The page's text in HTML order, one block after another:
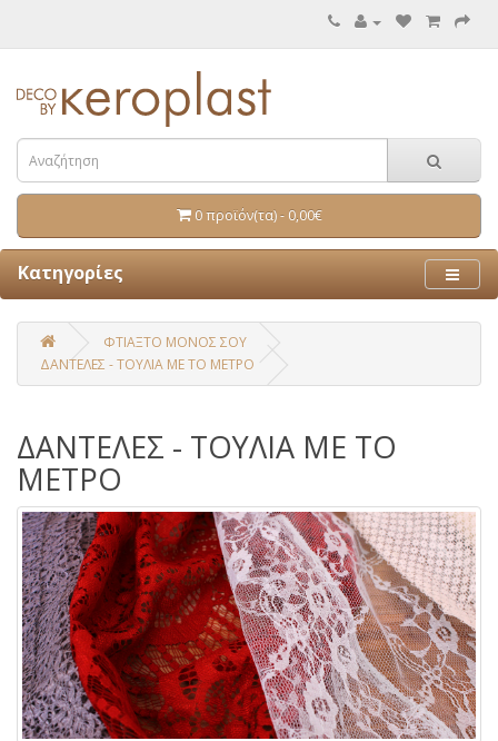
0 προϊόν(τα) - 0,00€
Κατηγορίες
ΦΤΙΑΞΤΟ ΜΟΝΟΣ ΣΟΥ
ΔΑΝΤΕΛΕΣ - ΤΟΥΛΙΑ ΜΕ ΤΟ ΜΕΤΡΟ
ΔΑΝΤΕΛΕΣ - ΤΟΥΛΙΑ ΜΕ ΤΟ
ΜΕΤΡΟ